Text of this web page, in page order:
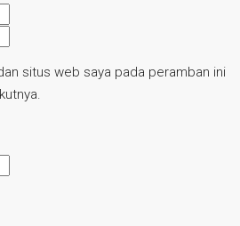
situs web saya pada peramban ini